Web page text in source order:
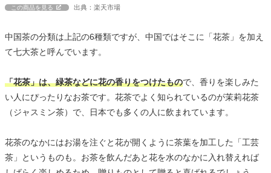
この商品を見る 出典：楽天市場
中国茶の分類は上記の6種類ですが、中国ではそこに「花茶」を加え
て七大茶と呼んでいます。
「花茶」は、緑茶などに花の香りをつけたもので、香りを楽しみた
い人にぴったりなお茶です。花茶でよく知られているのが茉莉花茶
（ジャスミン茶）で、日本でも多くの人に飲まれています。
花茶のなかにはお湯を注ぐと花が開くように茶葉を加工した「工芸
茶」というものも。お茶を飲んだあと花を水のなかに入れ替えれば